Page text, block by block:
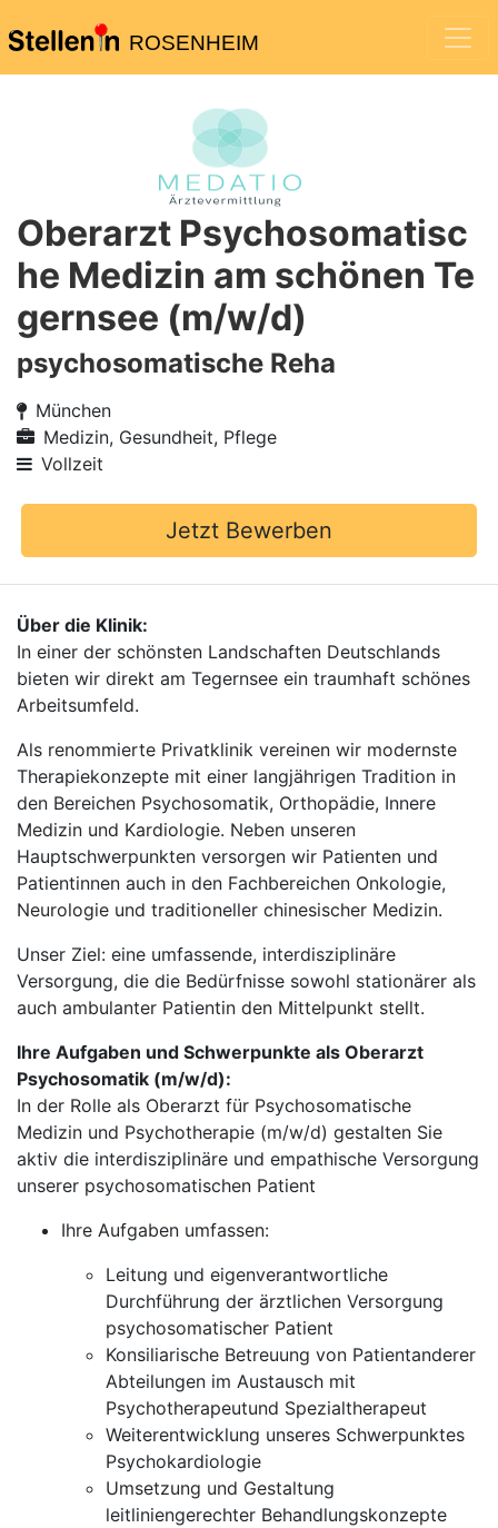
ROSENHEIM
Oberarzt Psychosomatisc
he Medizin am schönen Te
gernsee (m/w/d)
psychosomatische Reha
München
Medizin, Gesundheit, Pflege
Vollzeit
Jetzt Bewerben
Über die Klinik:
In einer der schönsten Landschaften Deutschlands
bieten wir direkt am Tegernsee ein traumhaft schönes
Arbeitsumfeld.
Als renommierte Privatklinik vereinen wir modernste
Therapiekonzepte mit einer langjährigen Tradition in
den Bereichen Psychosomatik, Orthopädie, Innere
Medizin und Kardiologie. Neben unseren
Hauptschwerpunkten versorgen wir Patienten und
Patientinnen auch in den Fachbereichen Onkologie,
Neurologie und traditioneller chinesischer Medizin.
Unser Ziel: eine umfassende, interdisziplinäre
Versorgung, die die Bedürfnisse sowohl stationärer als
auch ambulanter Patientin den Mittelpunkt stellt.
Ihre Aufgaben und Schwerpunkte als Oberarzt
Psychosomatik (m/w/d):
In der Rolle als Oberarzt für Psychosomatische
Medizin und Psychotherapie (m/w/d) gestalten Sie
aktiv die interdisziplinäre und empathische Versorgung
unserer psychosomatischen Patient
Ihre Aufgaben umfassen:
Leitung und eigenverantwortliche
Durchführung der ärztlichen Versorgung
psychosomatischer Patient
Konsiliarische Betreuung von Patientanderer
Abteilungen im Austausch mit
Psychotherapeutund Spezialtherapeut
Weiterentwicklung unseres Schwerpunktes
Psychokardiologie
Umsetzung und Gestaltung
leitliniengerechter Behandlungskonzepte